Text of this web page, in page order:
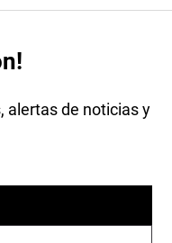
alertas de noticias y